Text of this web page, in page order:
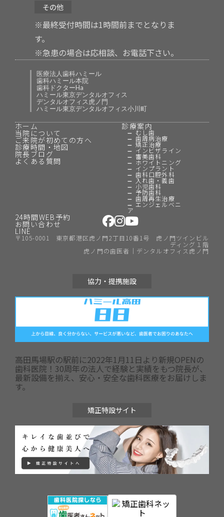
その他
※最終受付時間は1時間前までとなりま
す。
※急患の場合は応相談、お電話下さい。
医療法人歯科ハミール
歯科ハミール本院
歯科ドクターHa
ハミール東京デンタルオフィス
デンタルオフィス虎ノ門
ハミール東京デンタルオフィス小川町
ホーム
当院について
ご来院が初めての方へ
診療時間・地図
院長ブログ
よくある質問
診療案内
むし歯
歯周病治療
矯正治療
インビザライン
審美歯科
ホワイトニング
インプラント
歯科口腔外科
入れ歯・義歯
小児歯科
予防歯科
歯周再生治療
エンジェルベニ
ア
24時間WEB予約
お問い合わせ
LINE
〒105-0001 東京都港区虎ノ門2丁目10番1号 虎ノ門ツインビル
ディング１階
虎ノ門の歯医者｜デンタルオフィス虎ノ門
協力・提携施設
高田馬場駅の駅前に2022年1月11日より新規OPENの
歯科医院！30周年の法人で経験と実績をもつ院長が、
最新設備を揃え、安心・安全な歯科医療をお届けしま
す。
矯正特設サイト